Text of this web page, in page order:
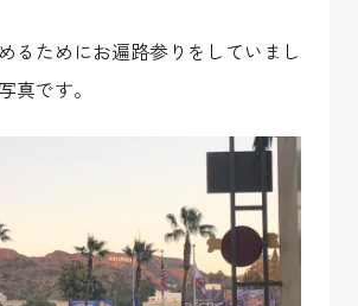
るためにお遍路参りをしていまし
真です。